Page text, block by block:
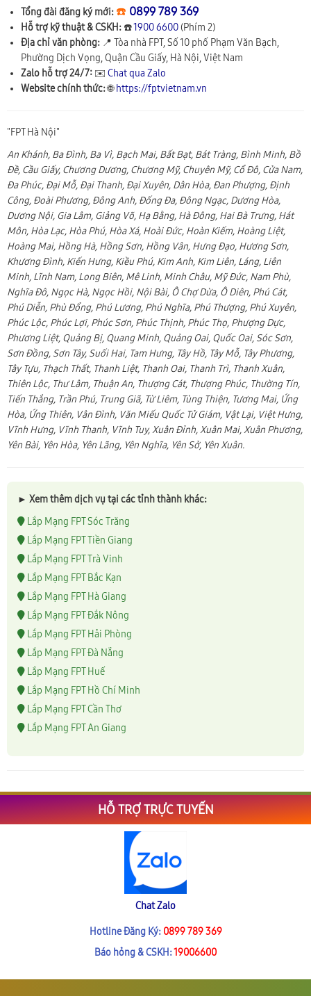
Tổng đài đăng ký mới: ☎️ 0899 789 369
Hỗ trợ kỹ thuật & CSKH: ☎️1900 6600 (Phím 2)
Địa chỉ văn phòng: 📍 Tòa nhà FPT, Số 10 phố Phạm Văn Bạch,
Phường Dịch Vọng, Quận Cầu Giấy, Hà Nội,Việt Nam
Zalo hỗ trợ 24/7: ✉️ Chat qua Zalo
Website chính thức:🌐 https://fptvietnam.vn
"FPT Hà Nội"
An Khánh, Ba Đình, Ba Vì, Bạch Mai, Bất Bạt, Bát Tràng, Bình Minh, Bồ
Đề, Cầu Giấy, Chương Dương, Chương Mỹ, Chuyên Mỹ, Cổ Đô, Cửa Nam,
Đa Phúc, Đại Mỗ, Đại Thanh, Đại Xuyên, Dân Hòa, Đan Phượng, Định
Công, Đoài Phương, Đông Anh, Đống Đa, Đông Ngạc, Dương Hòa,
Dương Nội, Gia Lâm, Giảng Võ, Hạ Bằng, Hà Đông, Hai Bà Trưng, Hát
Môn, Hòa Lạc, Hòa Phú, Hòa Xá, Hoài Đức, Hoàn Kiếm, Hoàng Liệt,
Hoàng Mai, Hồng Hà, Hồng Sơn, Hồng Vân, Hưng Đạo, Hương Sơn,
Khương Đình, Kiến Hưng, Kiều Phú, Kim Anh, Kim Liên, Láng, Liên
Minh, Lĩnh Nam, Long Biên, Mê Linh, Minh Châu, Mỹ Đức, Nam Phù,
Nghĩa Đô, Ngọc Hà, Ngọc Hồi, Nội Bài, Ô Chợ Dừa, Ô Diên, Phú Cát,
Phú Diễn, Phù Đổng, Phú Lương, Phú Nghĩa, Phú Thượng, Phú Xuyên,
Phúc Lộc, Phúc Lợi, Phúc Sơn, Phúc Thịnh, Phúc Thọ, Phượng Dực,
Phương Liệt, Quảng Bị, Quang Minh, Quảng Oai, Quốc Oai, Sóc Sơn,
Sơn Đồng, Sơn Tây, Suối Hai, Tam Hưng, Tây Hồ, Tây Mỗ, Tây Phương,
Tây Tựu, Thạch Thất, Thanh Liệt, Thanh Oai, Thanh Trì, Thanh Xuân,
Thiên Lộc, Thư Lâm, Thuận An, Thượng Cát, Thượng Phúc, Thường Tín,
Tiến Thắng, Trần Phú, Trung Giã, Từ Liêm, Tùng Thiện, Tương Mai, Ứng
Hòa, Ứng Thiên, Vân Đình, Văn Miếu Quốc Tử Giám, Vật Lại, Việt Hưng,
Vĩnh Hưng, Vĩnh Thanh, Vĩnh Tuy, Xuân Đỉnh, Xuân Mai, Xuân Phương,
Yên Bài, Yên Hòa, Yên Lãng, Yên Nghĩa, Yên Sở, Yên Xuân.
► Xem thêm dịch vụ tại các tỉnh thành khác:
Lắp Mạng FPT Sóc Trăng
Lắp Mạng FPT Tiền Giang
Lắp Mạng FPT Trà Vinh
Lắp Mạng FPT Bắc Kạn
Lắp Mạng FPT Hà Giang
Lắp Mạng FPT Đắk Nông
Lắp Mạng FPT Hải Phòng
Lắp Mạng FPT Đà Nẵng
Lắp Mạng FPT Huế
Lắp Mạng FPT Hồ Chí Minh
Lắp Mạng FPT Cần Thơ
Lắp Mạng FPT An Giang
HỖ TRỢ TRỰC TUYẾN
Chat Zalo
Hotline Đăng Ký: 0899 789 369
Báo hỏng & CSKH:19006600